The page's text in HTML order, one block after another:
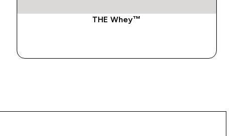
THE Whey™